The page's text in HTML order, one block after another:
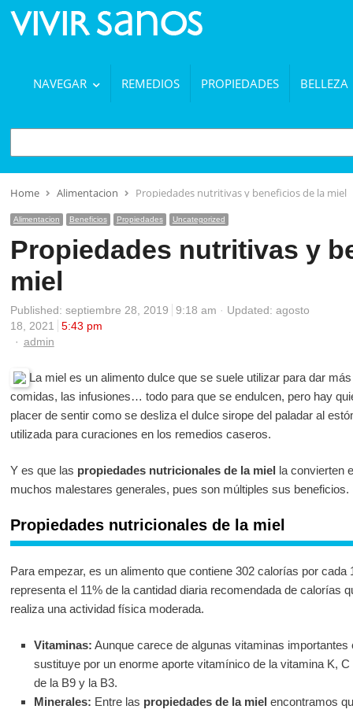
NAVEGAR REMEDIOS PROPIEDADES BELLEZA
BUSCAR
Home Alimentacion Propiedades nutritivas y beneficios de la miel
Alimentacion Beneficios Propiedades Uncategorized
Propiedades nutritivas y
miel
Published: septiembre 28, 2019 9:18 am
Updated: agosto
18, 2021
5:43 pm
Author
admin
La miel es un alimento dulce que se suele utilizar para dar
comidas, las infusiones… todo para que se endulcen, pero hay
placer de sentir como se desliza el dulce sirope del paladar al
utilizada para curaciones en los remedios caseros.
Y es que las propiedades nutricionales de la miel la convierten
muchos malestares generales, pues son múltiples sus beneficios.
Propiedades nutricionales de la miel
Para empezar, es un alimento que contiene 302 calorías por cada
representa el 11% de la cantidad diaria recomendada de calorías
realiza una actividad física moderada.
Vitaminas: Aunque carece de algunas vitaminas
sustituye por un enorme aporte vitamínico de la vitamina K,
de la B9 y la B3.
Minerales: Entre las propiedades de la miel encontramos